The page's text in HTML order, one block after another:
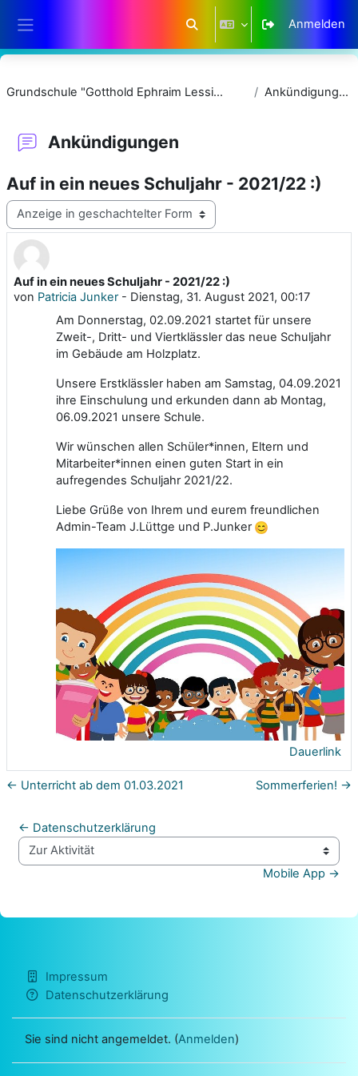
Sucheingabe umschalten
Anmelden
Grundschule "Gotthold Ephraim Lessing" Ankündigungen
Ankündigungen
Auf in ein neues Schuljahr - 2021/22 :)
Anzeigemodus
Auf in ein neues Schuljahr - 2021/22 :)
von Patricia Junker- Dienstag, 31. August 2021, 00:17
Anzahl Antworten: 0
Am Donnerstag, 02.09.2021 startet für unsere
Zweit-, Dritt- und Viertklässler das neue Schuljahr
im Gebäude am Holzplatz.
Unsere Erstklässler haben am Samstag, 04.09.2021
ihre Einschulung und erkunden dann ab Montag,
06.09.2021 unsere Schule.
Wir wünschen allen Schüler*innen, Eltern und
Mitarbeiter*innen einen guten Start in ein
aufregendes Schuljahr 2021/22.
Liebe Grüße von Ihrem und eurem freundlichen
Admin-Team J.Lüttge und P.Junker
Dauerlink
← Unterricht ab dem 01.03.2021 Sommerferien! →
← Datenschutzerklärung
Zur Aktivität
Mobile App →
Impressum
Datenschutzerklärung
Sie sind nicht angemeldet. (Anmelden)